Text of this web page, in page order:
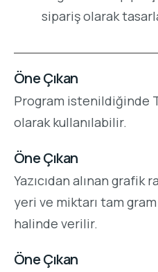
sipariş olarak
Öne Çıkan
Program istenildiğinde
olarak kullanılabilir.
Öne Çıkan
Yazıcıdan alınan grafik
yeri ve miktarı tam
halinde verilir.
Öne Çıkan